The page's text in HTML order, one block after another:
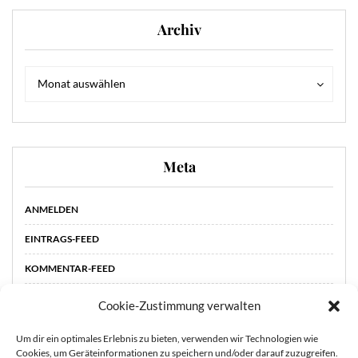
Cookie-Zustimmung verwalten
Um dir ein optimales Erlebnis zu bieten, verwenden wir Technologien wie
Cookies, um Geräteinformationen zu speichern und/oder darauf zuzugreifen.
Archiv
Monat auswählen
Meta
ANMELDEN
EINTRAGS-FEED
KOMMENTAR-FEED